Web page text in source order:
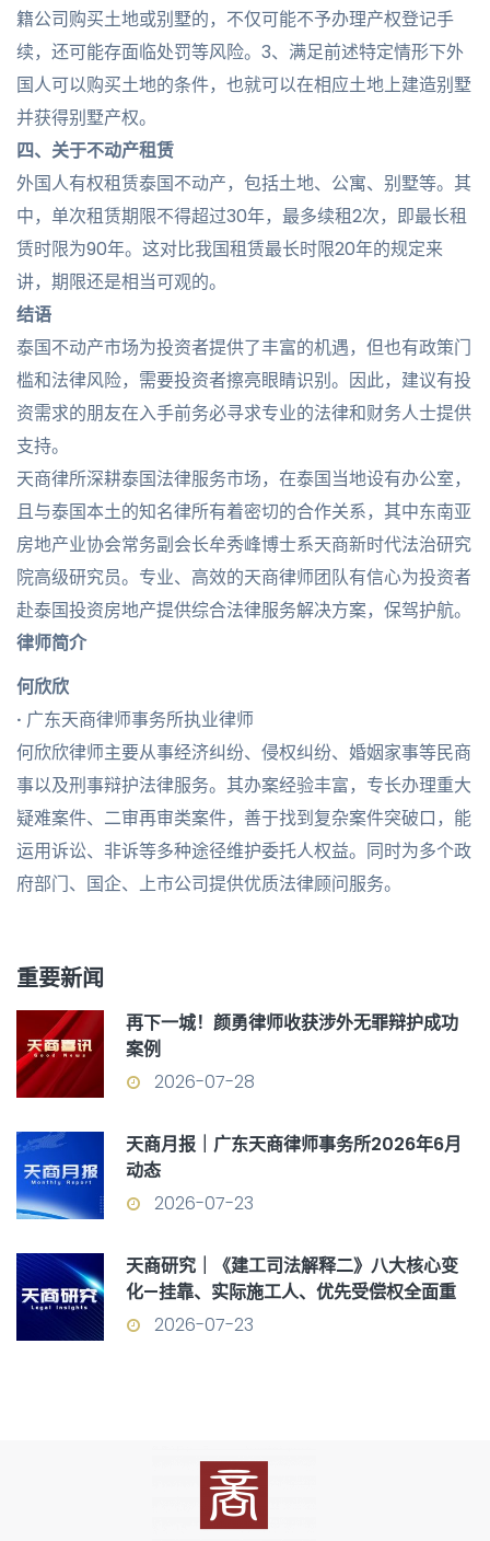
籍公司购买土地或别墅的，不仅可能不予办理产权登记手
续，还可能存面临处罚等风险。3、满足前述特定情形下外
国人可以购买土地的条件，也就可以在相应土地上建造别墅
并获得别墅产权。
四、 关于不动产租赁
外国人有权租赁泰国不动产，包括土地、公寓、别墅等。其
中，单次租赁期限不得超过30年，最多续租2次，即最长租
赁时限为90年。这对比我国租赁最长时限20年的规定来
讲，期限还是相当可观的。
结语
泰国不动产市场为投资者提供了丰富的机遇，但也有政策门
槛和法律风险，需要投资者擦亮眼睛识别。因此，建议有投
资需求的朋友在入手前务必寻求专业的法律和财务人士提供
支持。
天商律所深耕泰国法律服务市场，在泰国当地设有办公室，
且与泰国本土的知名律所有着密切的合作关系，其中东南亚
房地产业协会常务副会长牟秀峰博士系天商新时代法治研究
院高级研究员。专业、高效的天商律师团队有信心为投资者
赴泰国投资房地产提供综合法律服务解决方案，保驾护航。
律师简介
何欣欣
· 广东天商律师事务所执业律师
何欣欣律师主要从事经济纠纷、侵权纠纷、婚姻家事等民商
事以及刑事辩护法律服务。其办案经验丰富，专长办理重大
疑难案件、二审再审类案件，善于找到复杂案件突破口，能
运用诉讼、非诉等多种途径维护委托人权益。同时为多个政
府部门、国企、上市公司提供优质法律顾问服务。
重要新闻
再下一城！颜勇律师收获涉外无罪辩护成功
案例
2026-07-28
天商月报｜广东天商律师事务所2026年6月
动态
2026-07-23
天商研究｜《建工司法解释二》八大核心变
化—挂靠、实际施工人、优先受偿权全面重
构
2026-07-23